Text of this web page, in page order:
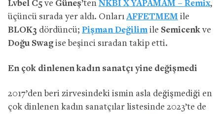
Lvbel C5ve Güneş’ten NKBİ X YAPAMAM – Remix,
üçüncü sırada yer aldı. Onları AFFETMEM ile
BLOK3 dördüncü; Pişman Değilimile Semicenkve
Doğu Swag ise beşinci sıradan takip etti.
En çok dinlenen kadın sanatçı yine değişmedi
2017’den beri zirvesindeki ismin asla değişmediği en
çok dinlenen kadın sanatçılar listesinde 2023’te de